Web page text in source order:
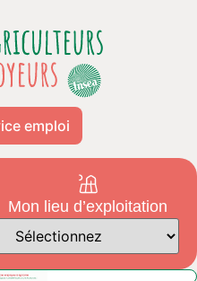
emploi
Mon lieu d’exploitation